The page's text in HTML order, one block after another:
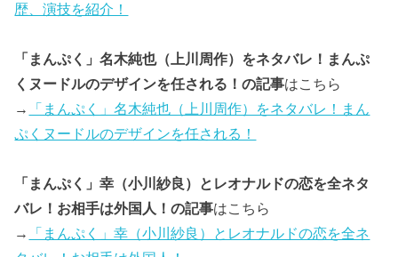
歴、演技を紹介！
「まんぷく」名木純也（上川周作）をネタバレ！まんぷ
くヌードルのデザインを任される！の記事はこちら
→
「まんぷく」名木純也（上川周作）をネタバレ！まん
ぷくヌードルのデザインを任される！
「まんぷく」幸（小川紗良）とレオナルドの恋を全ネタ
バレ！お相手は外国人！の記事はこちら
→
「まんぷく」幸（小川紗良）とレオナルドの恋を全ネ